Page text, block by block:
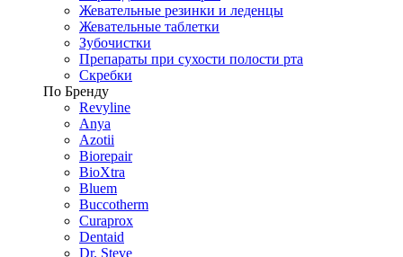
Жевательные резинки и леденцы
Жевательные таблетки
Зубочистки
Препараты при сухости полости рта
Скребки
По Бренду
Revyline
Anya
Azotii
Biorepair
BioXtra
Bluem
Buccotherm
Curaprox
Dentaid
Dr. Steve